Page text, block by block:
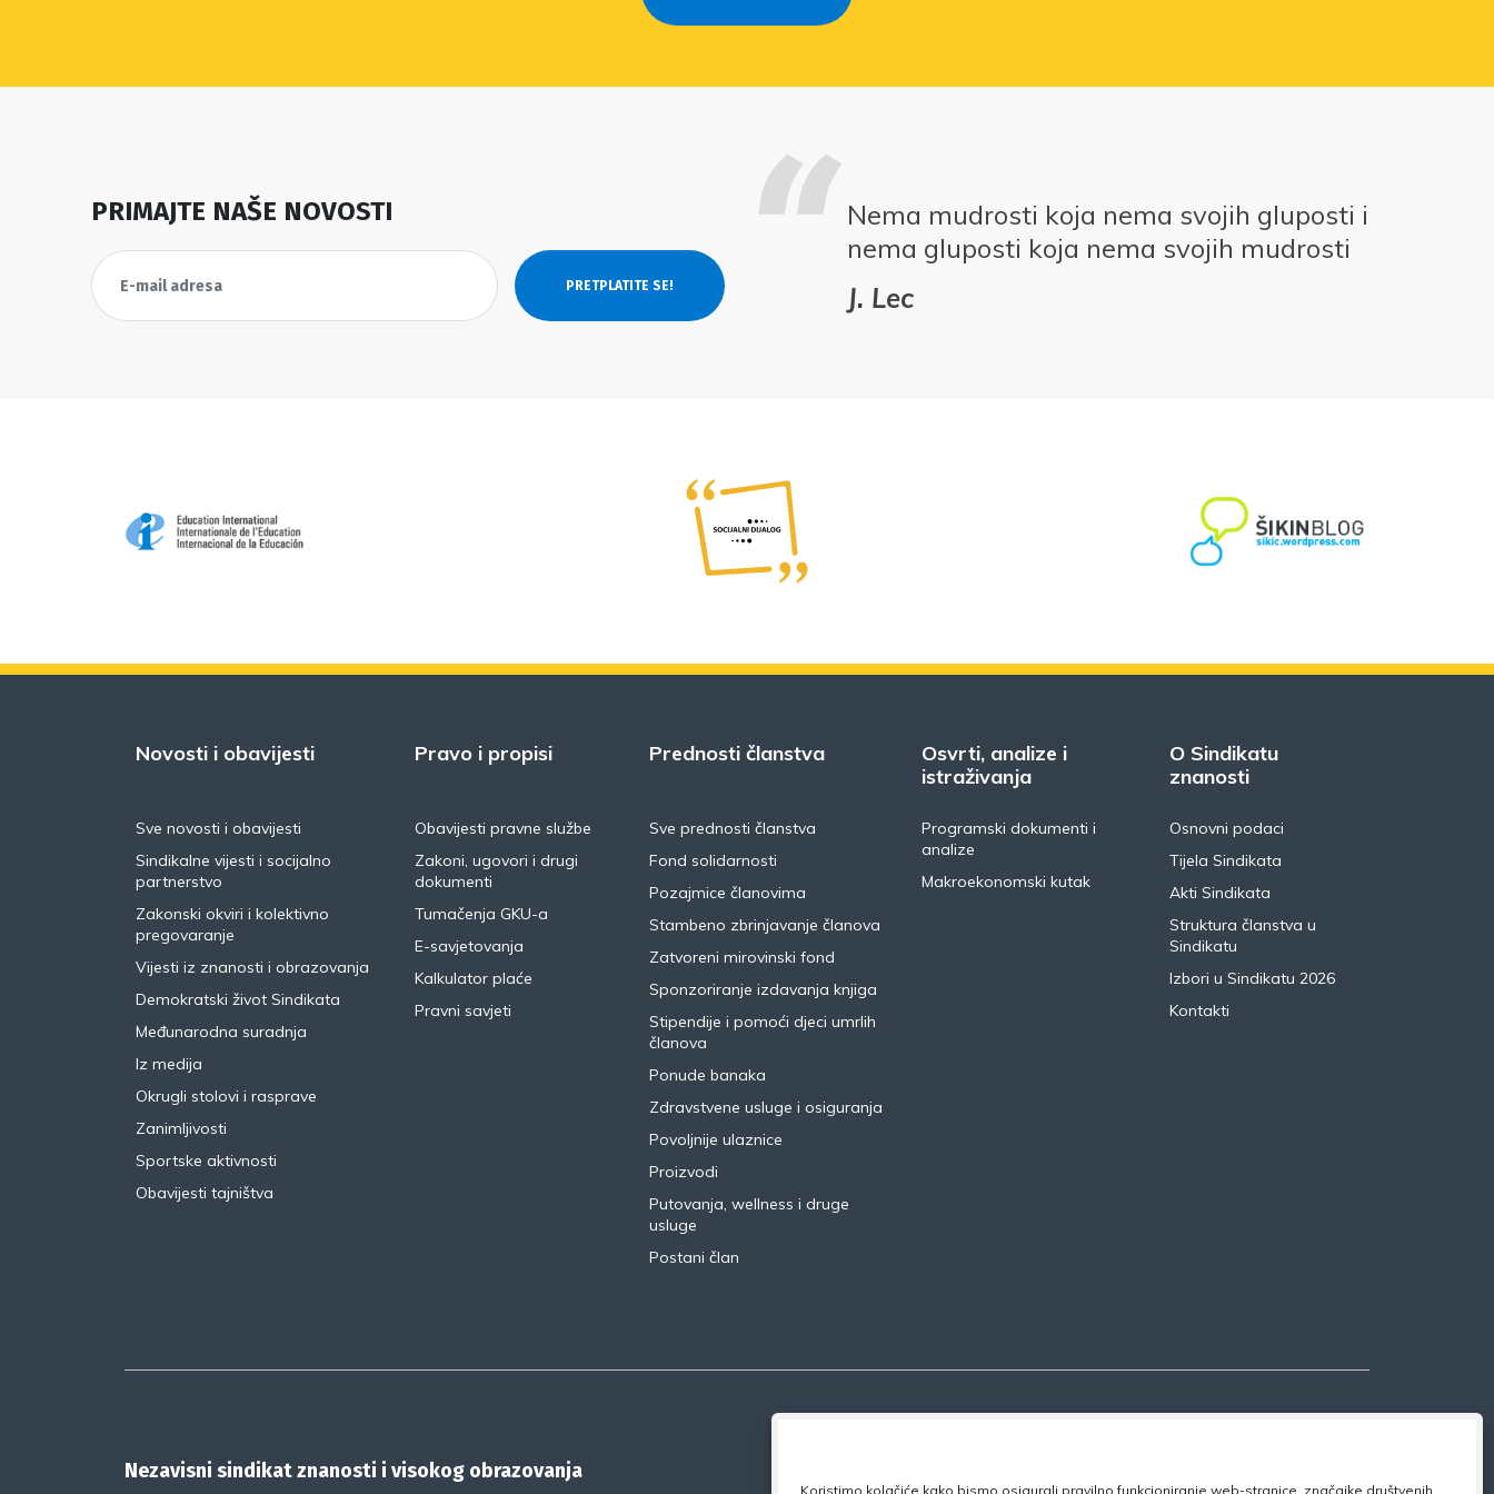
Koristimo kolačiće kako bismo osigurali pravilno funkcioniranje web-stranice, značajke društvenih
PRIMAJTE NAŠE NOVOSTI
Nema mudrosti koja nema svojih gluposti i
nema gluposti koja nema svojih mudrosti
J. Lec
Novosti i obavijesti
Sve novosti i obavijesti
Sindikalne vijesti i socijalno
partnerstvo
Zakonski okviri i kolektivno
pregovaranje
Vijesti iz znanosti i obrazovanja
Demokratski život Sindikata
Međunarodna suradnja
Iz medija
Okrugli stolovi i rasprave
Zanimljivosti
Sportske aktivnosti
Obavijesti tajništva
Pravo i propisi
Obavijesti pravne službe
Zakoni, ugovori i drugi
dokumenti
Tumačenja GKU-a
E-savjetovanja
Kalkulator plaće
Pravni savjeti
Prednosti članstva
Sve prednosti članstva
Fond solidarnosti
Pozajmice članovima
Stambeno zbrinjavanje članova
Zatvoreni mirovinski fond
Sponzoriranje izdavanja knjiga
Stipendije i pomoći djeci umrlih
članova
Ponude banaka
Zdravstvene usluge i osiguranja
Povoljnije ulaznice
Proizvodi
Putovanja, wellness i druge
usluge
Postani član
Osvrti, analize i
istraživanja
Programski dokumenti i
analize
Makroekonomski kutak
O Sindikatu
znanosti
Osnovni podaci
Tijela Sindikata
Akti Sindikata
Struktura članstva u
Sindikatu
Izbori u Sindikatu 2026
Kontakti
Nezavisni sindikat znanosti i visokog obrazovanja